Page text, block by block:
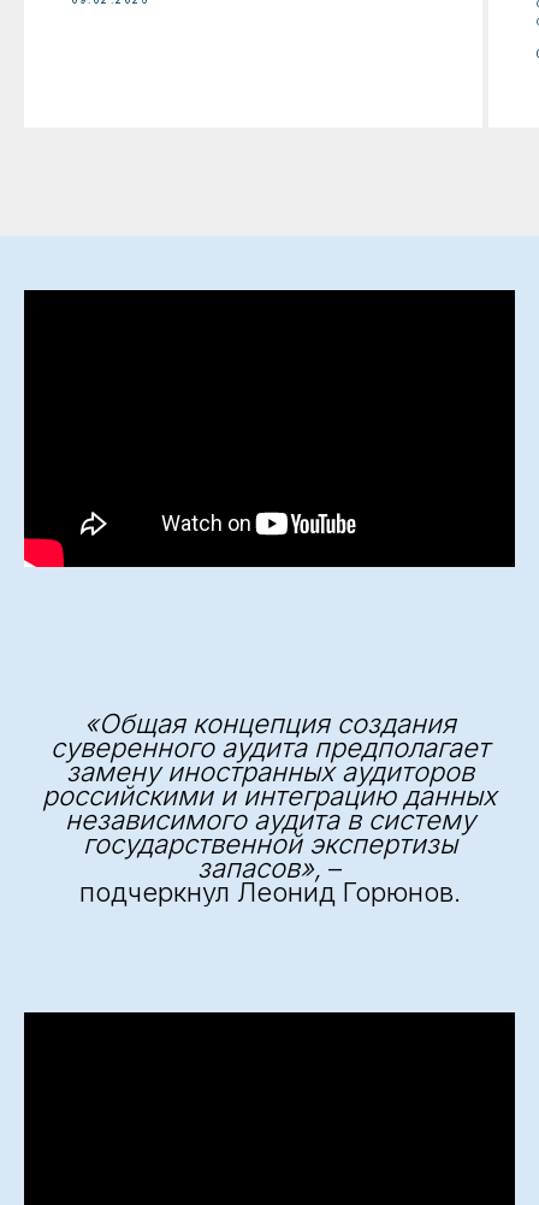
«Общая концепция создания
суверенного аудита предполагает
замену иностранных аудиторов
российскими и интеграцию данных
независимого аудита в систему
государственной экспертизы
запасов», –
подчеркнул Леонид Горюнов.